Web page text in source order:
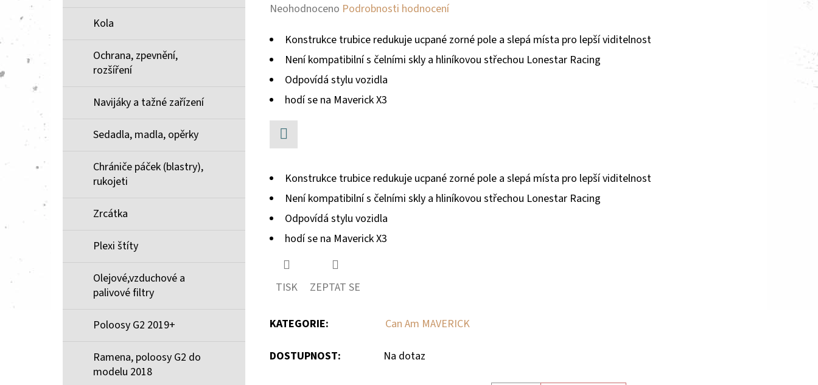
Kola
Ochrana, zpevnění,
rozšíření
Navijáky a tažné zařízení
Sedadla, madla, opěrky
Chrániče páček (blastry),
rukojeti
Zrcátka
Plexi štíty
Olejové,vzduchové a
palivové filtry
Poloosy G2 2019+
Ramena, poloosy G2 do
modelu 2018
Průměrné
produktu
hvězdiček.
Neohodnoceno Podrobnosti hodnocení
Konstrukce trubice redukuje ucpané zorné pole a slepá místa pro lepší viditelnost
Není kompatibilní s čelními skly a hliníkovou střechou Lonestar Racing
Odpovídá stylu vozidla
hodí se na Maverick X3
Konstrukce trubice redukuje ucpané zorné pole a slepá místa pro lepší viditelnost
Není kompatibilní s čelními skly a hliníkovou střechou Lonestar Racing
Odpovídá stylu vozidla
hodí se na Maverick X3
TISK ZEPTAT SE
KATEGORIE: Can Am MAVERICK
DOSTUPNOST: Na dotaz